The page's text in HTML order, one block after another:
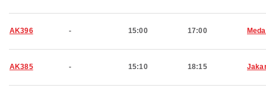
AK396 - 15:00 17:00
AK385 - 15:10 18:15